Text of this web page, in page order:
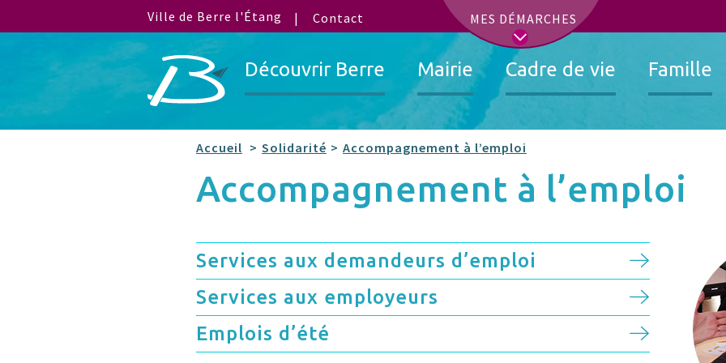
Ville de Berre l'Étang MES DÉMARCHES
Contact
Découvrir Berre Mairie Cadre de vie Famille
Accueil Solidarité Accompagnement à l’emploi
Accompagnement à l’emploi
Services aux demandeurs d’emploi
Services aux employeurs
Emplois d’été